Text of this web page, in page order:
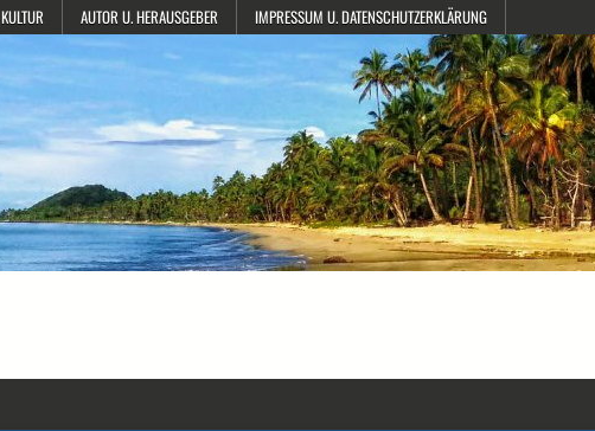
KULTUR AUTOR U. HERAUSGEBER IMPRESSUM U. DATENSCHUTZERKLÄRUNG